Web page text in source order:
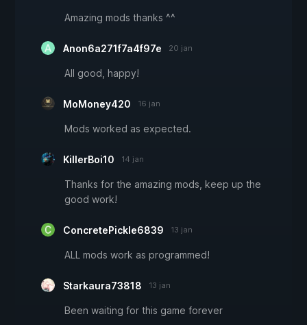
Amazing mods thanks ^^
Anon6a271f7a4f97e 20 jan
All good, happy!
MoMoney420 16 jan
Mods worked as expected.
KillerBoi10 14 jan
Thanks for the amazing mods, keep up the
good work!
ConcretePickle6839 13 jan
ALL mods work as programmed!
Starkaura73818 13 jan
Been waiting for this game forever